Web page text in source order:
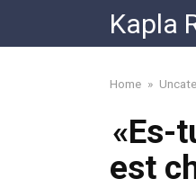
content
Kapla
Home »
«Es-
est